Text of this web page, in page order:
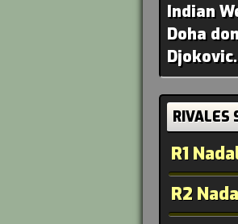
Indian
Doha
Djokovic.
RIVALES
R1
R2